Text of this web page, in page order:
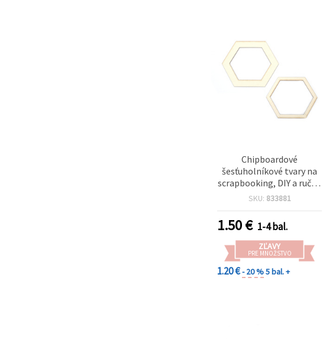
Chipboardové
šesťuholníkové tvary na
scrapbooking, DIY a ručné
práce, 17 x 14 cm
SKU: 833881
1.50€ 1-4 bal.
ZĽAVY
PRE MNOŽSTVO
1.20 €- 20 %5 bal. +